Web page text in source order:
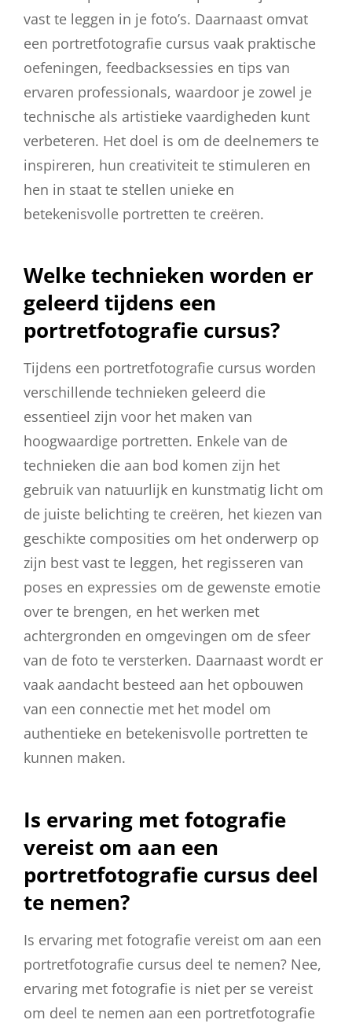
vast te leggen in je foto’s. Daarnaast omvat
een portretfotografie cursus vaak praktische
oefeningen, feedbacksessies en tips van
ervaren professionals, waardoor je zowel je
technische als artistieke vaardigheden kunt
verbeteren. Het doel is om de deelnemers te
inspireren, hun creativiteit te stimuleren en
hen in staat te stellen unieke en
betekenisvolle portretten te creëren.
Welke technieken worden er
geleerd tijdens een
portretfotografie cursus?
Tijdens een portretfotografie cursus worden
verschillende technieken geleerd die
essentieel zijn voor het maken van
hoogwaardige portretten. Enkele van de
technieken die aan bod komen zijn het
gebruik van natuurlijk en kunstmatig licht om
de juiste belichting te creëren, het kiezen van
geschikte composities om het onderwerp op
zijn best vast te leggen, het regisseren van
poses en expressies om de gewenste emotie
over te brengen, en het werken met
achtergronden en omgevingen om de sfeer
van de foto te versterken. Daarnaast wordt er
vaak aandacht besteed aan het opbouwen
van een connectie met het model om
authentieke en betekenisvolle portretten te
kunnen maken.
Is ervaring met fotografie
vereist om aan een
portretfotografie cursus deel
te nemen?
Is ervaring met fotografie vereist om aan een
portretfotografie cursus deel te nemen? Nee,
ervaring met fotografie is niet per se vereist
om deel te nemen aan een portretfotografie